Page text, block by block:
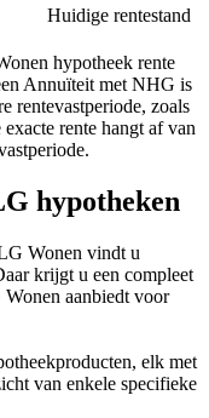
Huidige rentestand
hypotheek rente
Annuïteit met NHG is
rentevastperiode, zoals
rente hangt af van
hypotheken
Wonen vindt u
krijgt u een compleet
aanbiedt voor
elk met
van enkele specifieke